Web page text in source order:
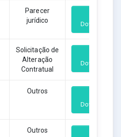
Parecer
jurídico
Download
Solicitação de
Alteração
Contratual
Download
Outros
Download
Outros